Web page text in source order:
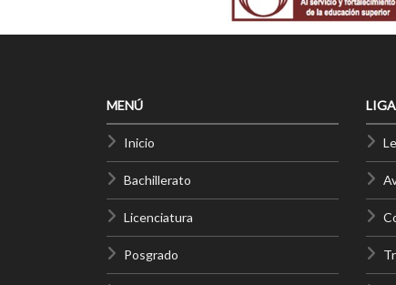
MENÚ
Inicio
Bachillerato
Licenciatura
Posgrado